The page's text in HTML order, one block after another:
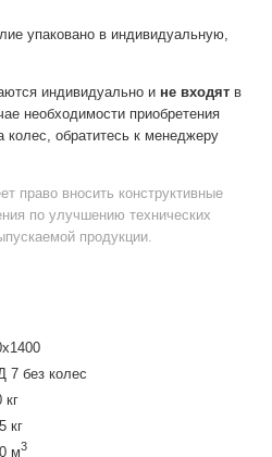
упаковано в индивидуальную,
индивидуально и не входят в
необходимости приобретения
колес, обратитесь к менеджеру
право вносить конструктивные
по улучшению технических
продукции.
7 без колес
кг
кг
м3